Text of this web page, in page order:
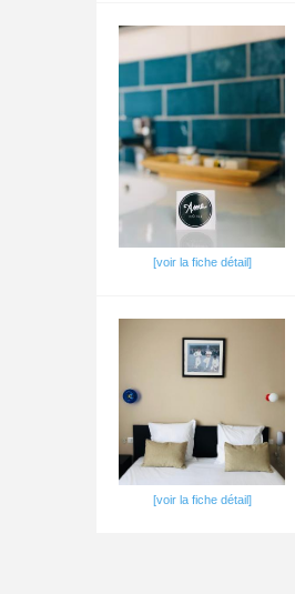
[voir la fiche détail]
[voir la fiche détail]